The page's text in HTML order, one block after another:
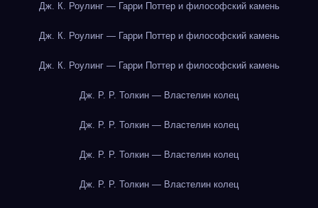
Дж. К. Роулинг — Гарри Поттер и философский камень
Дж. К. Роулинг — Гарри Поттер и философский камень
Дж. К. Роулинг — Гарри Поттер и философский камень
Дж. Р. Р. Толкин — Властелин колец
Дж. Р. Р. Толкин — Властелин колец
Дж. Р. Р. Толкин — Властелин колец
Дж. Р. Р. Толкин — Властелин колец